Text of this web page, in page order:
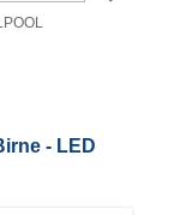
- LED